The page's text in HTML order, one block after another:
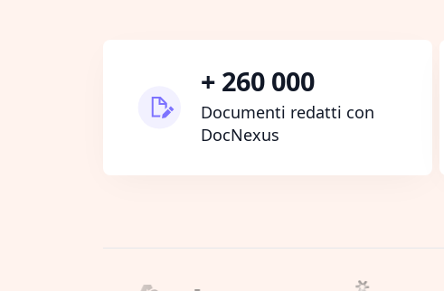
+ 260 000
Documenti redatti con
DocNexus